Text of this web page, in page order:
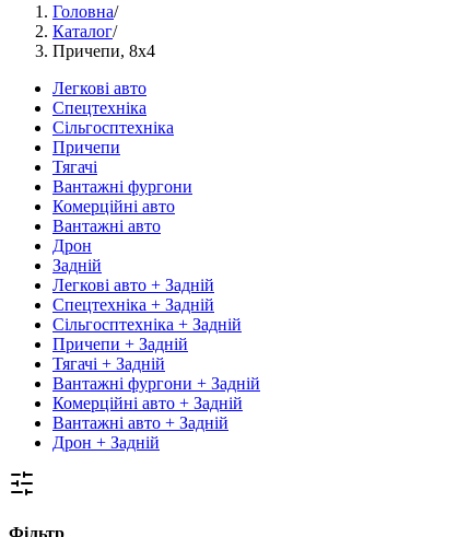
Головна/
Каталог/
Причепи, 8х4
Легкові авто
Спецтехніка
Сільгосптехніка
Причепи
Тягачі
Вантажні фургони
Комерційні авто
Вантажні авто
Дрон
Задній
Легкові авто + Задній
Спецтехніка + Задній
Сільгосптехніка + Задній
Причепи + Задній
Тягачі + Задній
Вантажні фургони + Задній
Комерційні авто + Задній
Вантажні авто + Задній
Дрон + Задній